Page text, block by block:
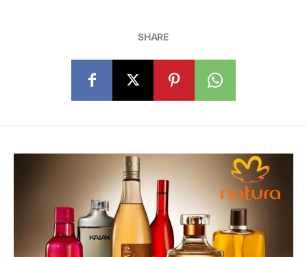
SHARE